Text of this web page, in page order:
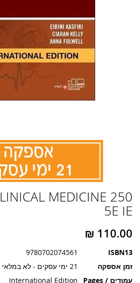
CLINICAL MEDICINE
5E IE
ISBN13
9780702074561
זמן אספקה
21 ימי עסקים - לא במלאי בארץ
עמודים / Pages
International Edition
להתחלה
של
גלריית